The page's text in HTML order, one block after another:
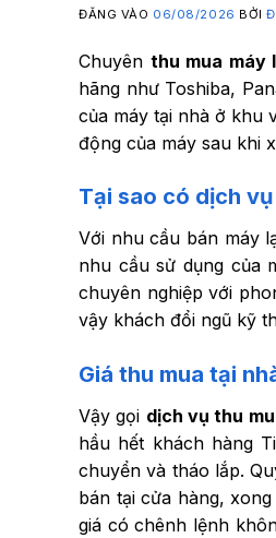
ĐĂNG VÀO 06/08/2026 BỞI
Chuyên thu mua máy
hãng như Toshiba,
của máy tại nhà ở khu
động của máy sau khi
Tại sao có dịch
Với nhu cầu bán máy
nhu cầu sử dụng của
chuyên nghiệp với
vậy khách đổi ngũ kỹ
Giá thu mua tại
Vậy gọi dịch vụ thu
hầu hết khách hàng
chuyển và tháo lắp.
bán tại cửa hàng,
giá có chênh lệnh